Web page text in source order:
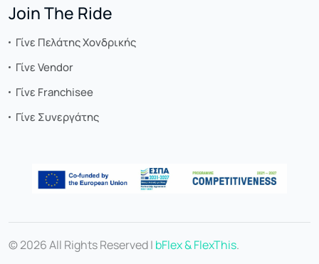
Join The Ride
Γίνε Πελάτης Χονδρικής
Γίνε Vendor
Γίνε Franchisee
Γίνε Συνεργάτης
© 2026 All Rights Reserved | bFlex & FlexThis.